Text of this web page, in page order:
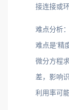
接连接或
难点分析
难点是‘精
微分方程
差，影响
利用率可